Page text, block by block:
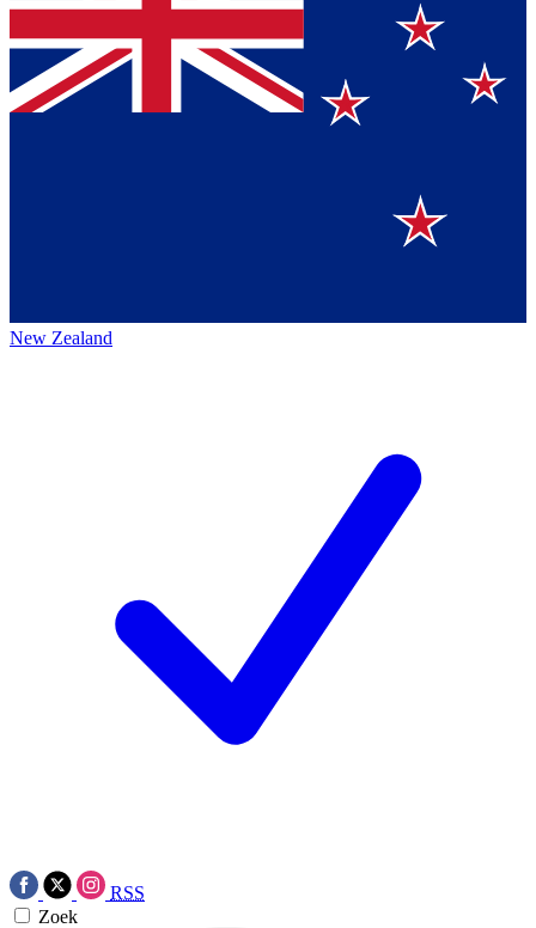
New Zealand
RSS
Zoek